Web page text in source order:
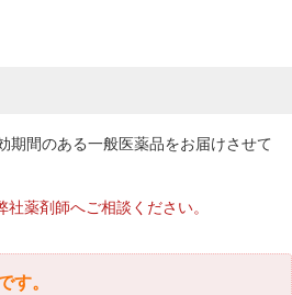
期間のある一般医薬品をお届けさせて
薬剤師へご相談ください。
す。